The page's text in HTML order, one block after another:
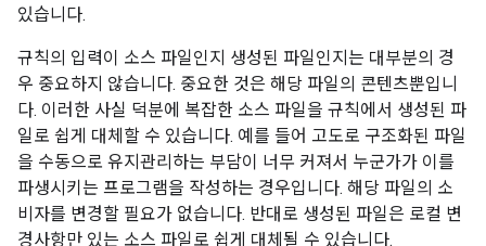
있습니다.
규칙의 입력이 소스 파일인지 생성된 파일인지는 대부분의 경
우 중요하지 않습니다. 중요한 것은 해당 파일의 콘텐츠뿐입니
다. 이러한 사실 덕분에 복잡한 소스 파일을 규칙에서 생성된 파
일로 쉽게 대체할 수 있습니다. 예를 들어 고도로 구조화된 파일
을 수동으로 유지관리하는 부담이 너무 커져서 누군가가 이를
파생시키는 프로그램을 작성하는 경우입니다. 해당 파일의 소
비자를 변경할 필요가 없습니다. 반대로 생성된 파일은 로컬 변
경사항만 있는 소스 파일로 쉽게 대체될 수 있습니다.